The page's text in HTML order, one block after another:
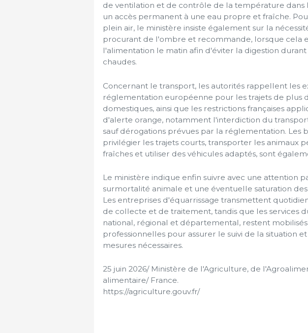
de ventilation et de contrôle de la température dans
un accès permanent à une eau propre et fraîche.
plein air, le ministère insiste également sur la
procurant de l'ombre et recommande, lorsque cela
l'alimentation le matin afin d'éviter la digestion
chaudes.
Concernant le transport, les autorités rappellent les
réglementation européenne pour les trajets de plus
domestiques, ainsi que les restrictions françaises
d'alerte orange, notamment l'interdiction du
sauf dérogations prévues par la réglementation. Les
privilégier les trajets courts, transporter les animaux
fraîches et utiliser des véhicules adaptés, sont
Le ministère indique enfin suivre avec une attention
surmortalité animale et une éventuelle saturation
Les entreprises d'équarrissage transmettent
de collecte et de traitement, tandis que les services
national, régional et départemental, restent
professionnelles pour assurer le suivi de la situation
mesures nécessaires.
25 juin 2026/ Ministère de l'Agriculture, de
alimentaire/ France.
https://agriculture.gouv.fr/